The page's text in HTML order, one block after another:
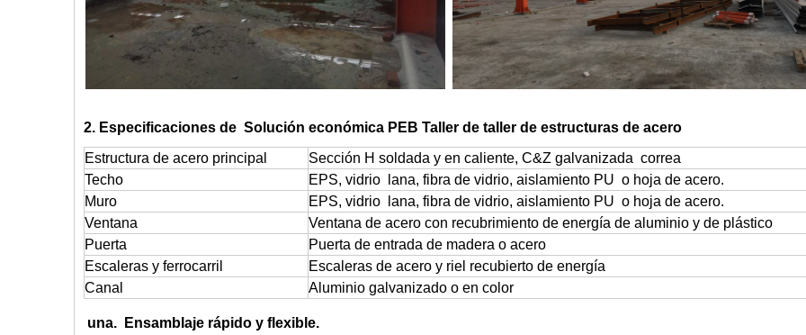
2. Especificaciones de Solución económica PEB Taller de taller de estructuras de acero
Estructura de acero principal
Sección H soldada y en caliente, C&Z galvanizada correa
Techo
EPS, vidrio lana, fibra de vidrio, aislamiento PU o hoja de acero.
Muro
EPS, vidrio lana, fibra de vidrio, aislamiento PU o hoja de acero.
Ventana
Ventana de acero con recubrimiento de energía de aluminio y de plástico
Puerta
Puerta de entrada de madera o acero
Escaleras y ferrocarril
Escaleras de acero y riel recubierto de energía
Canal
Aluminio galvanizado o en color
una.
Ensamblaje rápido y flexible.